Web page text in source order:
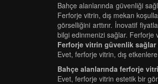
Bahçe alanlarında güvenliği
Ferforje vitrin, dış mekan
görselliğini arttırır. İnovatif
bilgi edinmenizi sağlar. Ferforje
Ferforje vitrin güvenlik sağlar
Evet, ferforje vitrin, dış
Bahçe alanlarında ferforje
Evet, ferforje vitrin estetik bir